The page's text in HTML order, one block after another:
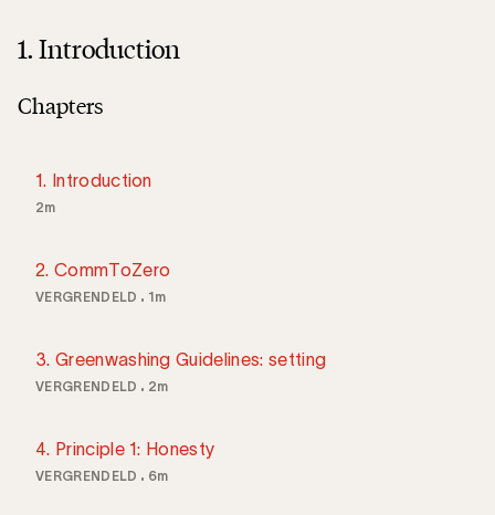
1. Introduction
Chapters
1. Introduction
2m
2. CommToZero
VERGRENDELD 1m
3. Greenwashing Guidelines: setting
VERGRENDELD 2m
4. Principle 1: Honesty
VERGRENDELD 6m